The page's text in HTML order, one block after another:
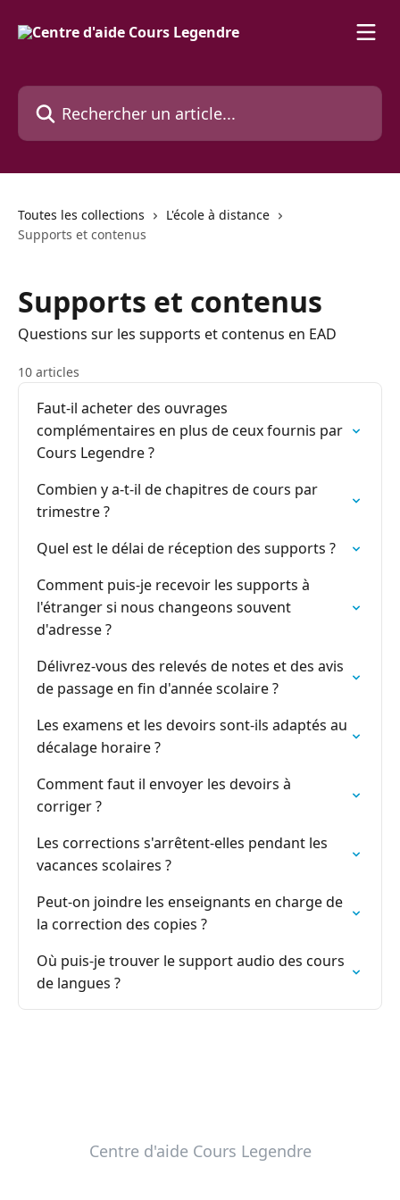
Rechercher un article...
Toutes les collections
L'école à distance
Supports et contenus
Supports et contenus
Questions sur les supports et contenus en EAD
10 articles
Faut-il acheter des ouvrages
complémentaires en plus de ceux fournis par
Cours Legendre ?
Combien y a-t-il de chapitres de cours par
trimestre ?
Quel est le délai de réception des supports ?
Comment puis-je recevoir les supports à
l'étranger si nous changeons souvent
d'adresse ?
Délivrez-vous des relevés de notes et des avis
de passage en fin d'année scolaire ?
Les examens et les devoirs sont-ils adaptés au
décalage horaire ?
Comment faut il envoyer les devoirs à
corriger ?
Les corrections s'arrêtent-elles pendant les
vacances scolaires ?
Peut-on joindre les enseignants en charge de
la correction des copies ?
Où puis-je trouver le support audio des cours
de langues ?
Centre d'aide Cours Legendre